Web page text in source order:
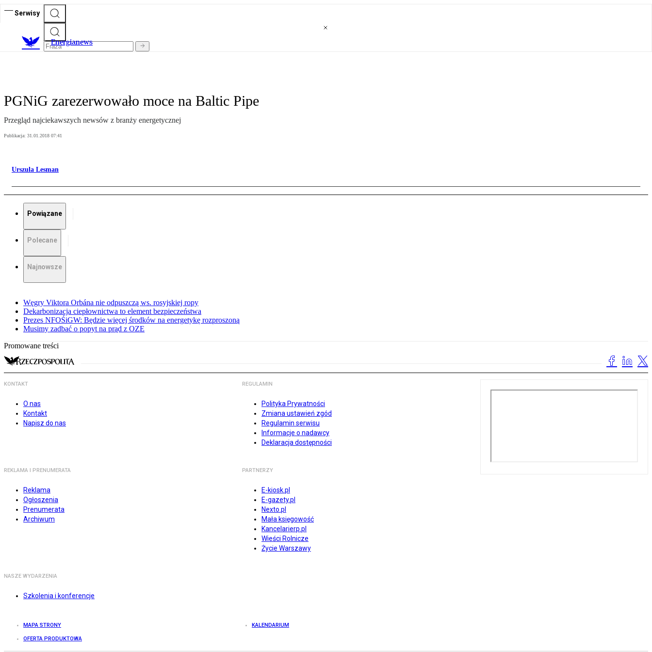
Serwisy
Energianews
PGNiG zarezerwowało moce na Baltic Pipe
Przegląd najciekawszych newsów z branży energetycznej
Publikacja: 31.01.2018 07:41
Urszula Lesman
Powiązane
Polecane
Najnowsze
Węgry Viktora Orbána nie odpuszczą ws. rosyjskiej ropy
Dekarbonizacja ciepłownictwa to element bezpieczeństwa
Prezes NFOŚiGW: Będzie więcej środków na energetykę rozproszoną
Musimy zadbać o popyt na prąd z OZE
Promowane treści
KONTAKT
O nas
Kontakt
Napisz do nas
REGULAMIN
Polityka Prywatności
Zmiana ustawień zgód
Regulamin serwisu
Informacje o nadawcy
Deklaracja dostępności
REKLAMA I PRENUMERATA
Reklama
Ogłoszenia
Prenumerata
Archiwum
PARTNERZY
E-kiosk.pl
E-gazety.pl
Nexto.pl
Mała księgowość
Kancelarierp.pl
Wieści Rolnicze
Życie Warszawy
NASZE WYDARZENIA
Szkolenia i konferencje
MAPA STRONY KALENDARIUM
OFERTA PRODUKTOWA